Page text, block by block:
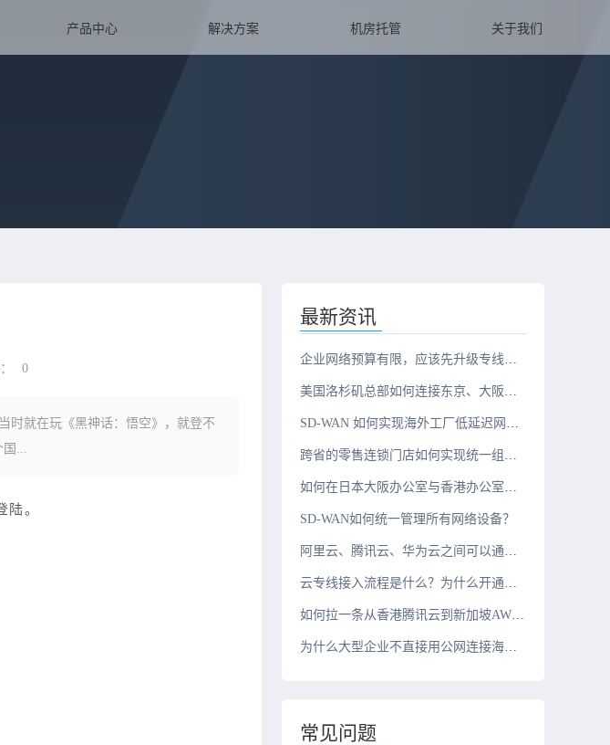
产品中心 解决方案 机房托管 关于我们
0
时就在玩《黑神话：悟空》，就登不
国...
。
最新资讯
企业网络预算有限，应该先升级专线还是服务器？
美国洛杉矶总部如何连接东京、大阪、新加坡三地办公室？
SD-WAN 如何实现海外工厂低延迟网络？
跨省的零售连锁门店如何实现统一组网？
如何在日本大阪办公室与香港办公室之间搭建组网？
SD-WAN如何统一管理所有网络设备？
阿里云、腾讯云、华为云之间可以通过云专线互联吗？
云专线接入流程是什么？为什么开通周期需要几周？
如何拉一条从香港腾讯云到新加坡AWS的10G云专线？
为什么大型企业不直接用公网连接海外办公室？
常见问题